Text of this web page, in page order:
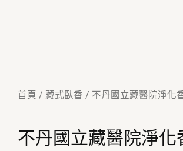
首頁 / 藏式臥香 / 不丹國立藏醫院淨化
不丹國立藏醫院淨化